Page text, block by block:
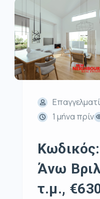
1 μήνα πρίν
Άνω
τ.μ.,